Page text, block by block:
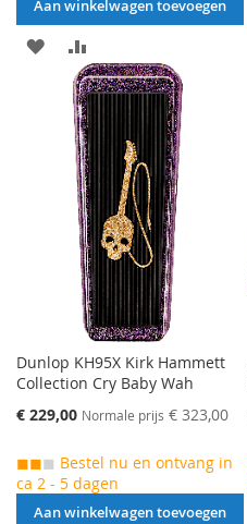
Aan winkelwagen toevoegen
AAN
VERLANGLIJST
TOEVOEGEN
TOE
OM
TE
VERGELIJKEN
Dunlop KH95X Kirk Hammett
Collection Cry Baby Wah
Speciale
€ 229,00 Normale prijs € 323,00
◼◼◼ Bestel nu en ontvang in
ca 2 - 5 dagen
Aan winkelwagen toevoegen